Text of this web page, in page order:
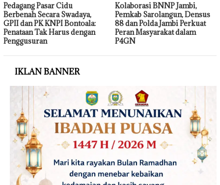
Pedagang Pasar Cidu
Berbenah Secara Swadaya,
GPII dan PK KNPI Bontoala:
Penataan Tak Harus dengan
Penggusuran
Kolaborasi BNNP Jambi,
Pemkab Sarolangun, Densus
88 dan Polda Jambi Perkuat
Peran Masyarakat dalam
P4GN
IKLAN BANNER